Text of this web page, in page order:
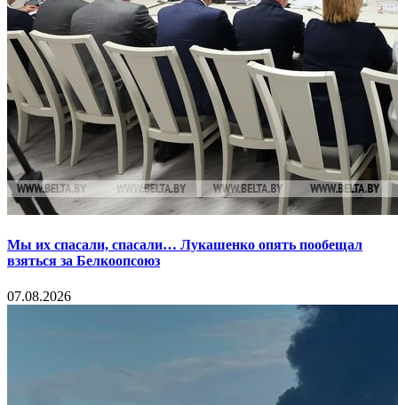
Мы их спасали, спасали… Лукашенко опять пообещал
взяться за Белкоопсоюз
07.08.2026